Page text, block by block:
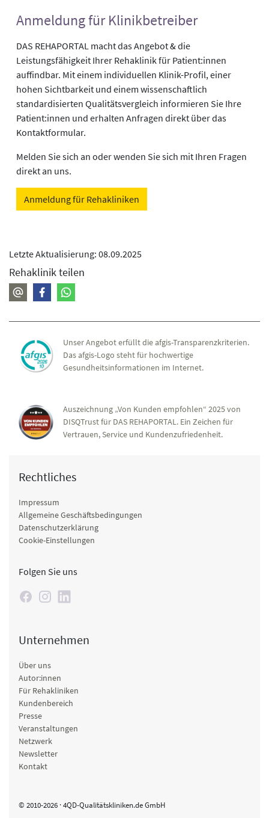
Anmeldung für Klinikbetreiber
DAS REHAPORTAL macht das Angebot & die
Leistungsfähigkeit Ihrer Rehaklinik für Patient:innen
auffindbar. Mit einem individuellen Klinik-Profil, einer
hohen Sichtbarkeit und einem wissenschaftlich
standardisierten Qualitätsvergleich informieren Sie Ihre
Patient:innen und erhalten Anfragen direkt über das
Kontaktformular.
Melden Sie sich an oder wenden Sie sich mit Ihren Fragen
direkt an uns.
Anmeldung für Rehakliniken
Letzte Aktualisierung: 08.09.2025
Rehaklinik teilen
Unser Angebot erfüllt die afgis-Transparenzkriterien.
Das afgis-Logo steht für hochwertige
Gesundheitsinformationen im Internet.
Auszeichnung „Von Kunden empfohlen“ 2025 von
DISQTrust für DAS REHAPORTAL. Ein Zeichen für
Vertrauen, Service und Kundenzufriedenheit.
Rechtliches
Impressum
Allgemeine Geschäftsbedingungen
Datenschutzerklärung
Cookie-Einstellungen
Folgen Sie uns
Unternehmen
Über uns
Autor:innen
Für Rehakliniken
Kundenbereich
Presse
Veranstaltungen
Netzwerk
Newsletter
Kontakt
© 2010-2026 · 4QD-Qualitätskliniken.de GmbH